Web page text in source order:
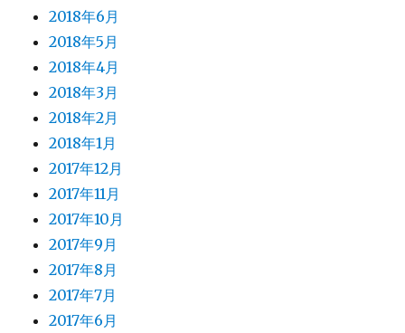
2018年6月
2018年5月
2018年4月
2018年3月
2018年2月
2018年1月
2017年12月
2017年11月
2017年10月
2017年9月
2017年8月
2017年7月
2017年6月